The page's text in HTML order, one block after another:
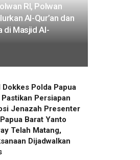
RI, Polwan
Al-Qur’an dan
di Masjid Al-
Dokkes Polda Papua
Pastikan Persiapan
Jenazah Presenter
Barat Yanto
Telah Matang,
Dijadwalkan